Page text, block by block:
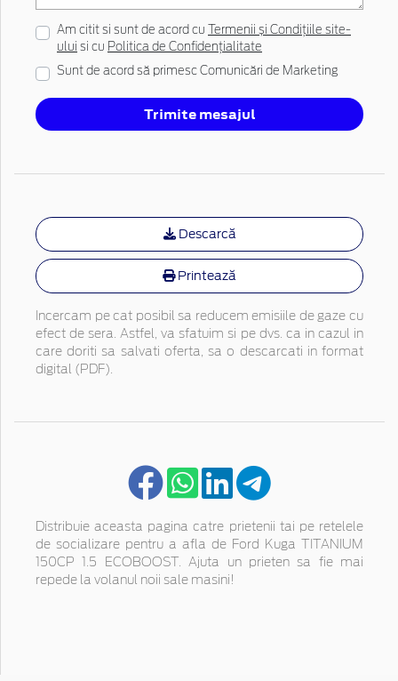
Am citit si sunt de acord cu
Termenii și Condițiile site-
ului si cu Politica de Confidențialitate
Sunt de acord să primesc Comunicări de Marketing
Trimite mesajul
Descarcă
Printează
Incercam pe cat posibil sa reducem emisiile de gaze cu
efect de sera. Astfel, va sfatuim si pe dvs. ca in cazul in
care doriti sa salvati oferta, sa o descarcati in format
digital (PDF).
Distribuie aceasta pagina catre prietenii tai pe retelele
de socializare pentru a afla de Ford Kuga TITANIUM
150CP 1.5 ECOBOOST. Ajuta un prieten sa fie mai
repede la volanul noii sale masini!